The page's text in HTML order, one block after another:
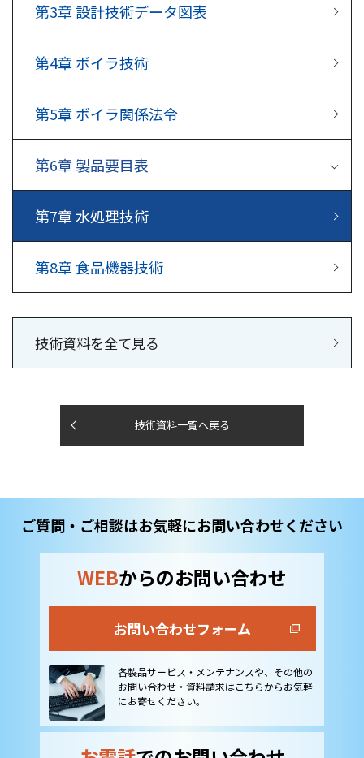
第3章設計技術データ図表
第4章ボイラ技術
第5章ボイラ関係法令
第6章製品要目表
第7章水処理技術
第8章食品機器技術
技術資料を全て見る
技術資料一覧へ戻る
ご質問・ご相談はお気軽にお問い合わせください
WEBからのお問い合わせ
お問い合わせフォーム
各製品サービス・メンテナンスや、その他の
お問い合わせ・資料請求はこちらからお気軽
にお寄せください。